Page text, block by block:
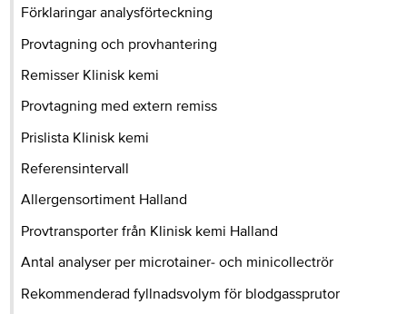
Förklaringar analysförteckning
Provtagning och provhantering
Remisser Klinisk kemi
Provtagning med extern remiss
Prislista Klinisk kemi
Referensintervall
Allergensortiment Halland
Provtransporter från Klinisk kemi Halland
Antal analyser per microtainer- och minicollectrör
Rekommenderad fyllnadsvolym för blodgassprutor